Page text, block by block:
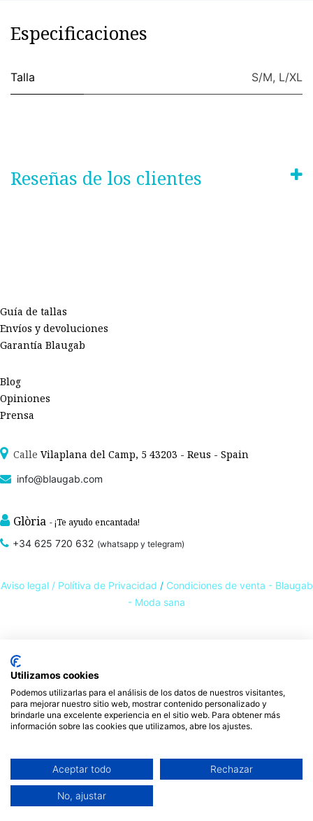
Especificaciones
Talla S/M, L/XL
Reseñas de los clientes
Guía de tallas
Envíos y devoluciones
Garantía Blaugab
Blog
Opiniones
Prensa
Calle Vilaplana del Camp, 5 43203 - Reus - Spain
info@blaugab.com
Glòria - ¡Te ayudo encantada!
+34 625 720 632 (whatsapp y telegram)
Aviso legal / Polítiva de Privacidad / Condiciones de venta - Blaugab
- Moda sana
ropa interior de algodón orgánico,
sostenibles con certificado GOTS
Expertos en ropa para piel sensible, ropa para piel delicada y enfermedades
ambientales. Ropa interior sostenible.
Utilizamos cookies
Podemos utilizarlas para el análisis de los datos de nuestros visitantes,
para mejorar nuestro sitio web, mostrar contenido personalizado y
brindarle una excelente experiencia en el sitio web. Para obtener más
información sobre las cookies que utilizamos, abre los ajustes.
Aceptar todo Rechazar
No, ajustar